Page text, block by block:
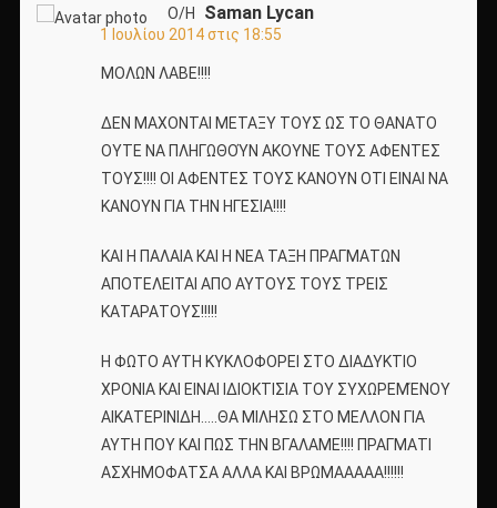
Ο/Η Saman Lycan
1 Ιουλίου 2014 στις 18:55
ΜΟΛΩΝ ΛΑΒΕ!!!!
ΔΕΝ ΜΑΧΟΝΤΑΙ ΜΕΤΑΞΥ ΤΟΥΣ ΩΣ ΤΟ ΘΑΝΑΤΟ
ΟΥΤΕ ΝΑ ΠΛΗΓΩΘΟΎΝ ΑΚΟΥΝΕ ΤΟΥΣ ΑΦΕΝΤΕΣ
ΤΟΥΣ!!!! ΟΙ ΑΦΕΝΤΕΣ ΤΟΥΣ ΚΑΝΟΥΝ ΟΤΙ ΕΙΝΑΙ ΝΑ
ΚΑΝΟΥΝ ΓΙΑ ΤΗΝ ΗΓΕΣΙΑ!!!!
ΚΑΙ Η ΠΑΛΑΙΑ ΚΑΙ Η ΝΕΑ ΤΑΞΗ ΠΡΑΓΜΑΤΩΝ
ΑΠΟΤΕΛΕΙΤΑΙ ΑΠΟ ΑΥΤΟΥΣ ΤΟΥΣ ΤΡΕΙΣ
ΚΑΤΑΡΑΤΟΥΣ!!!!!
Η ΦΩΤΟ ΑΥΤΗ ΚΥΚΛΟΦΟΡΕΙ ΣΤΟ ΔΙΑΔΥΚΤΙΟ
ΧΡΟΝΙΑ ΚΑΙ ΕΙΝΑΙ ΙΔΙΟΚΤΙΣΙΑ ΤΟΥ ΣΥΧΩΡΕΜΈΝΟΥ
ΑΙΚΑΤΕΡΙΝΙΔΗ…..ΘΑ ΜΙΛΗΣΩ ΣΤΟ ΜΕΛΛΟΝ ΓΙΑ
ΑΥΤΗ ΠΟΥ ΚΑΙ ΠΩΣ ΤΗΝ ΒΓΑΛΑΜΕ!!!! ΠΡΑΓΜΑΤΙ
ΑΣΧΗΜΟΦΑΤΣΑ ΑΛΛΑ ΚΑΙ ΒΡΩΜΑΑΑΑΑ!!!!!!